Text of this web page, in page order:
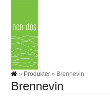
content
» Produkter » Brennevin
Brennevin